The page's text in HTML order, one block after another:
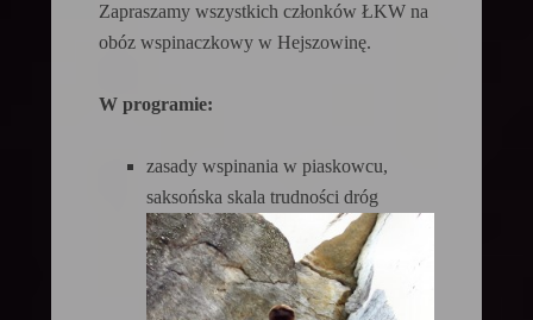
Zapraszamy wszystkich członków ŁKW na
obóz wspinaczkowy w Hejszowinę.
W programie:
zasady wspinania w piaskowcu,
saksońska skala trudności dróg